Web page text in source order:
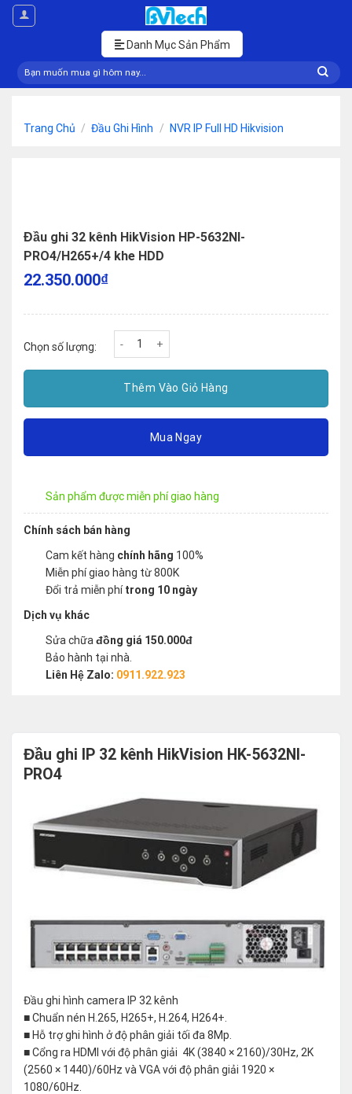
Skip
Danh Mục Sản Phẩm
Tìm
kiếm:
Trang Chủ / Đầu Ghi Hình / NVR IP Full HD Hikvision
Đầu ghi 32 kênh HikVision HP-5632NI-
PRO4/H265+/4 khe HDD
22.350.000₫
Đầu ghi 32 kênh HikVision HP-5632NI-PRO4/
Chọn số lượng:
Thêm Vào Giỏ Hàng
Mua Ngay
Sản phẩm được miễn phí giao hàng
Chính sách bán hàng
Cam kết hàng chính hãng 100%
Miễn phí giao hàng từ 800K
Đổi trả miễn phítrong 10 ngày
Dịch vụ khác
Sửa chữa đồng giá 150.000đ
Bảo hành tại nhà.
Liên Hệ Zalo: 0911.922.923
Đầu ghi IP 32 kênh HikVision HK-5632NI-
PRO4
Đầu ghi hình camera IP 32 kênh
■ Chuẩn nén H.265, H265+, H.264, H264+.
■ Hỗ trợ ghi hình ở độ phân giải tối đa 8Mp.
■ Cổng ra HDMI với độ phân giải 4K (3840 × 2160)/30Hz, 2K
(2560 × 1440)/60Hz và VGA với độ phân giải 1920 ×
1080/60Hz.